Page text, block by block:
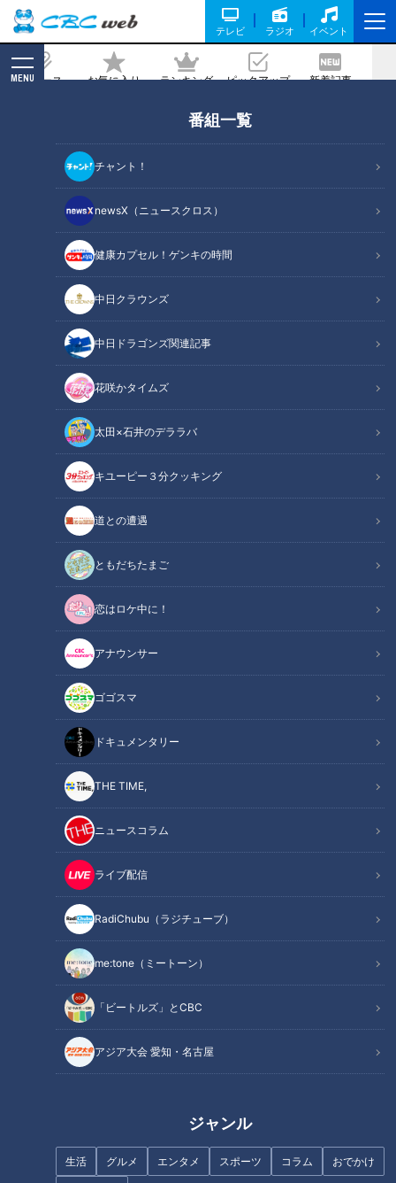
テレビ ラジオ イベント
ニュース お気に入り ランキング ピックアップ 新着記事
MENU
番組一覧
チャント！
newsX（ニュースクロス）
健康カプセル！ゲンキの時間
中日クラウンズ
中日ドラゴンズ関連記事
花咲かタイムズ
太田×石井のデララバ
キユーピー３分クッキング
道との遭遇
ともだちたまご
恋はロケ中に！
アナウンサー
ゴゴスマ
ドキュメンタリー
THE TIME,
ニュースコラム
ライブ配信
RadiChubu（ラジチューブ）
me:tone（ミートーン）
「ビートルズ」とCBC
アジア大会 愛知・名古屋
ジャンル
生活 グルメ エンタメ スポーツ コラム おでかけ
ホストに高額料金を払う女性たち で
も“疑似恋愛”は御法度に!?
記事に戻る
この記事の画像（全12枚）
この記事を見たあなたへのおすすめ
一体誰が？観光地にある“謎の
橋” 岐阜県内だけで700か所以
うコツ」を伝授